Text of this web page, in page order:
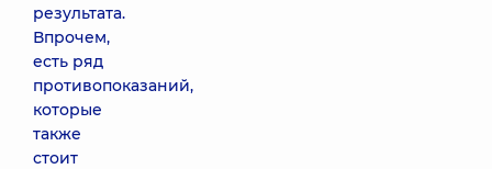
результата.
Впрочем,
есть ряд
противопоказаний,
которые
также
стоит